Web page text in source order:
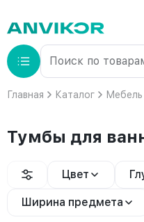
Главная Каталог Мебель
Тумбы для
Цвет
Ширина предмета